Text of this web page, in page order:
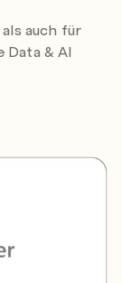
auch für
Data & AI